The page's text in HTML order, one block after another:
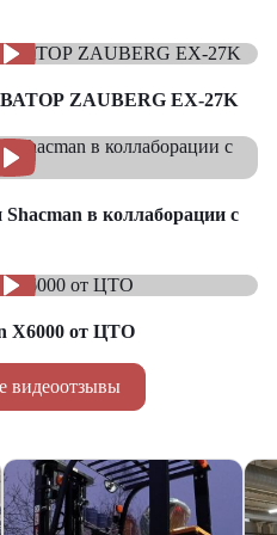
видеоотзывы
ZAUBERG EX-27K
в коллаборации с
Х6000 от ЦТО